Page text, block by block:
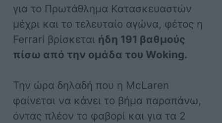
για το Πρωτάθλημα Κατασκευαστών
μέχρι και το τελευταίο αγώνα, φέτος η
Ferrari βρίσκεται ήδη 191 βαθμούς
πίσω από την ομάδα του Woking.
Την ώρα δηλαδή που η ΜcLaren
φαίνεται να κάνει το βήμα παραπάνω,
όντας πλέον το φαβορί και για τα 2